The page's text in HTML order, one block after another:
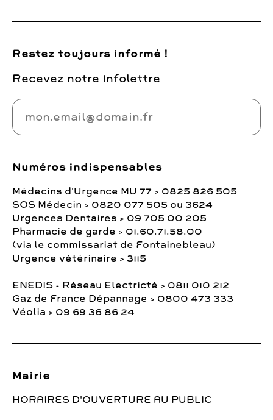
Restez toujours informé !
Recevez notre Infolettre
Numéros indispensables
Médecins d'Urgence MU 77 > 0825 826 505
SOS Médecin > 0820 077 505 ou 3624
Urgences Dentaires > 09 705 00 205
Pharmacie de garde > 01.60.71.58.00
(via le commissariat de Fontainebleau)
Urgence vétérinaire > 3115
ENEDIS - Réseau Electricté > 0811 010 212
Gaz de France Dépannage > 0800 473 333
Véolia > 09 69 36 86 24
Mairie
HORAIRES D'OUVERTURE AU PUBLIC